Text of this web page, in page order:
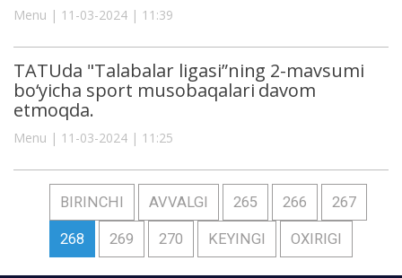
Menu | 11-03-2024 | 11:39
TATUda "Talabalar ligasi”ning 2-mavsumi
bo‘yicha sport musobaqalari davom
etmoqda.
Menu | 11-03-2024 | 11:25
BIRINCHI AVVALGI 265 266 267
268 269 270 KEYINGI OXIRIGI